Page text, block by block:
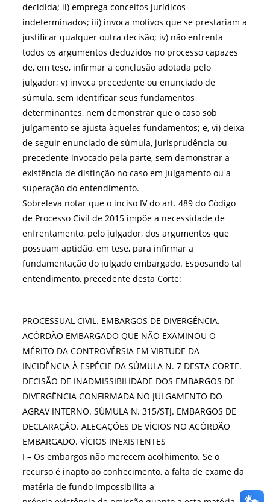
decidida; ii) emprega conceitos jurídicos
indeterminados; iii) invoca motivos que se prestariam a
justificar qualquer outra decisão; iv) não enfrenta
todos os argumentos deduzidos no processo capazes
de, em tese, infirmar a conclusão adotada pelo
julgador; v) invoca precedente ou enunciado de
súmula, sem identificar seus fundamentos
determinantes, nem demonstrar que o caso sob
julgamento se ajusta àqueles fundamentos; e, vi) deixa
de seguir enunciado de súmula, jurisprudência ou
precedente invocado pela parte, sem demonstrar a
existência de distinção no caso em julgamento ou a
superação do entendimento.
Sobreleva notar que o inciso IV do art. 489 do Código
de Processo Civil de 2015 impõe a necessidade de
enfrentamento, pelo julgador, dos argumentos que
possuam aptidão, em tese, para infirmar a
fundamentação do julgado embargado. Esposando tal
entendimento, precedente desta Corte:
PROCESSUAL CIVIL. EMBARGOS DE DIVERGÊNCIA.
ACÓRDÃO EMBARGADO QUE NÃO EXAMINOU O
MÉRITO DA CONTROVÉRSIA EM VIRTUDE DA
INCIDÊNCIA À ESPÉCIE DA SÚMULA N. 7 DESTA CORTE.
DECISÃO DE INADMISSIBILIDADE DOS EMBARGOS DE
DIVERGÊNCIA CONFIRMADA NO JULGAMENTO DO
AGRAV INTERNO. SÚMULA N. 315/STJ. EMBARGOS DE
DECLARAÇÃO. ALEGAÇÕES DE VÍCIOS NO ACÓRDÃO
EMBARGADO. VÍCIOS INEXISTENTES
I – Os embargos não merecem acolhimento. Se o
recurso é inapto ao conhecimento, a falta de exame da
matéria de fundo impossibilita a